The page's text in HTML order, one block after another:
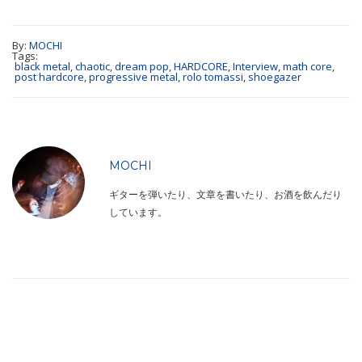
By: MOCHI
Tags:
black metal,chaotic,dream pop,HARDCORE,Interview,math core,
post hardcore,progressive metal,rolo tomassi, shoegazer
MOCHI
ギターを弾いたり、文章を書いたり、お酒を飲んだり
しています。